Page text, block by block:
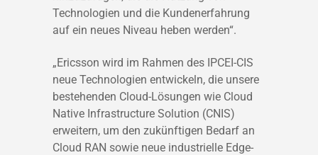
Technologien und die Kundenerfahrung
auf ein neues Niveau heben werden“.
„Ericsson wird im Rahmen des IPCEI-CIS
neue Technologien entwickeln, die unsere
bestehenden Cloud-Lösungen wie Cloud
Native Infrastructure Solution (CNIS)
erweitern, um den zukünftigen Bedarf an
Cloud RAN sowie neue industrielle Edge-